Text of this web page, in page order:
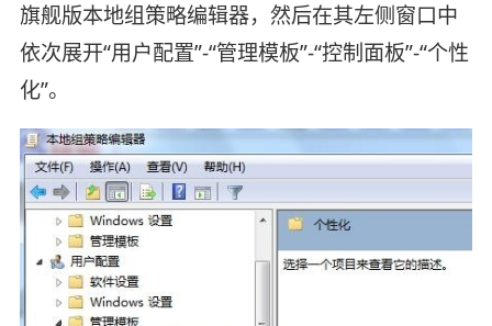
旗舰版本地组策略编辑器，然后在其左侧窗口中
依次展开“用户配置”-“管理模板”-“控制面板”-“个性
化”。